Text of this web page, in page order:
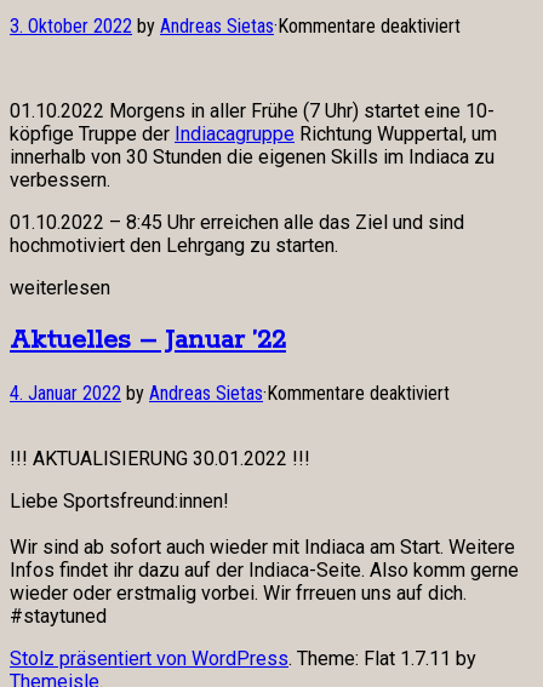
3. Oktober 2022 by Andreas Sietas· Kommentare deaktiviertfür
Ein
01.10.2022 Morgens in aller Frühe (7 Uhr) startet eine 10-
köpfige Truppe der Indiacagruppe Richtung Wuppertal, um
innerhalb von 30 Stunden die eigenen Skills im Indiaca zu
verbessern.
01.10.2022 – 8:45 Uhr erreichen alle das Ziel und sind
hochmotiviert den Lehrgang zu starten.
weiterlesen
Aktuelles – Januar ’22
4. Januar 2022 by Andreas Sietas· Kommentare deaktiviertfür
!!! AKTUALISIERUNG 30.01.2022 !!!
Liebe Sportsfreund:innen!
Wir sind ab sofort auch wieder mit Indiaca am Start. Weitere
Infos findet ihr dazu auf der Indiaca-Seite. Also komm gerne
wieder oder erstmalig vorbei. Wir frreuen uns auf dich.
#staytuned
Stolz präsentiert von WordPress. Theme: Flat 1.7.11 by
Themeisle.